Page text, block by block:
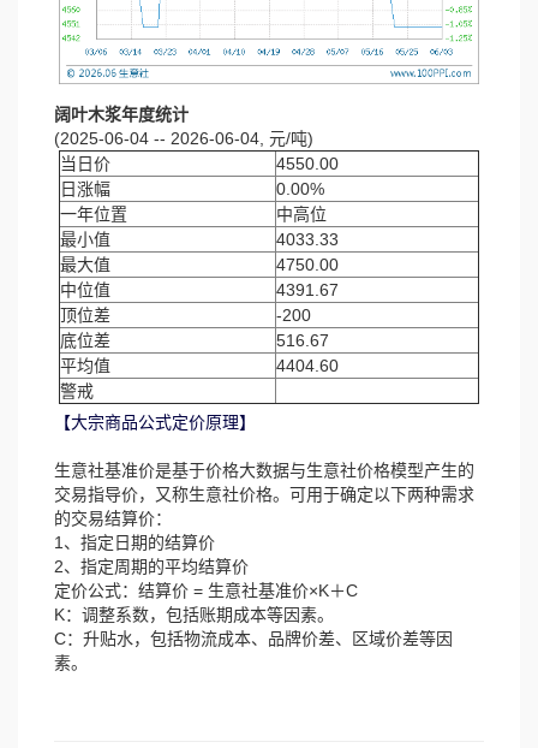
阔叶木浆年度统计
(2025-06-04 -- 2026-06-04, 元/吨)
当日价
4550.00
日涨幅
0.00%
一年位置
中高位
最小值
4033.33
最大值
4750.00
中位值
4391.67
顶位差
-200
底位差
516.67
平均值
4404.60
警戒
【大宗商品公式定价原理】
生意社基准价是基于价格大数据与生意社价格模型产生的
交易指导价，又称生意社价格。可用于确定以下两种需求
的交易结算价：
1、指定日期的结算价
2、指定周期的平均结算价
定价公式：结算价 = 生意社基准价×K＋C
K：调整系数，包括账期成本等因素。
C：升贴水，包括物流成本、品牌价差、区域价差等因
素。